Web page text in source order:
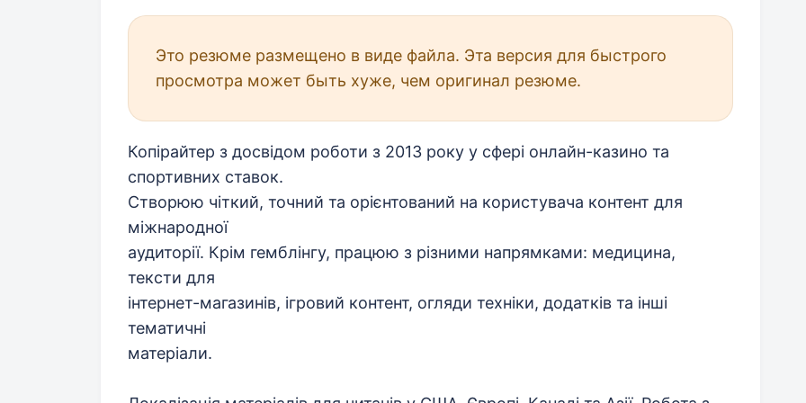
Это резюме размещено в виде файла. Эта версия для быстрого
просмотра может быть хуже, чем оригинал резюме.
Копірайтер з досвідом роботи з 2013 року у сфері онлайн-казино та
спортивних ставок.
Створюю чіткий, точний та орієнтований на користувача контент для
міжнародної
аудиторії. Крім гемблінгу, працюю з різними напрямками: медицина,
тексти для
інтернет-магазинів, ігровий контент, огляди техніки, додатків та інші
тематичні
матеріали.